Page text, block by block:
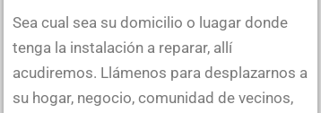
Sea cual sea su domicilio o luagar donde
tenga la instalación a reparar, allí
acudiremos. Llámenos para desplazarnos a
su hogar, negocio, comunidad de vecinos,